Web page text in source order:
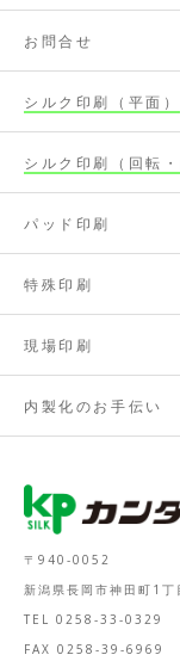
お問合せ
シルク印刷（平面）
シルク印刷（回転・
パッド印刷
特殊印刷
現場印刷
内製化のお手伝い
〒940-0052
新潟県長岡市神田町1
TEL 0258-33-0329
FAX 0258-39-6969